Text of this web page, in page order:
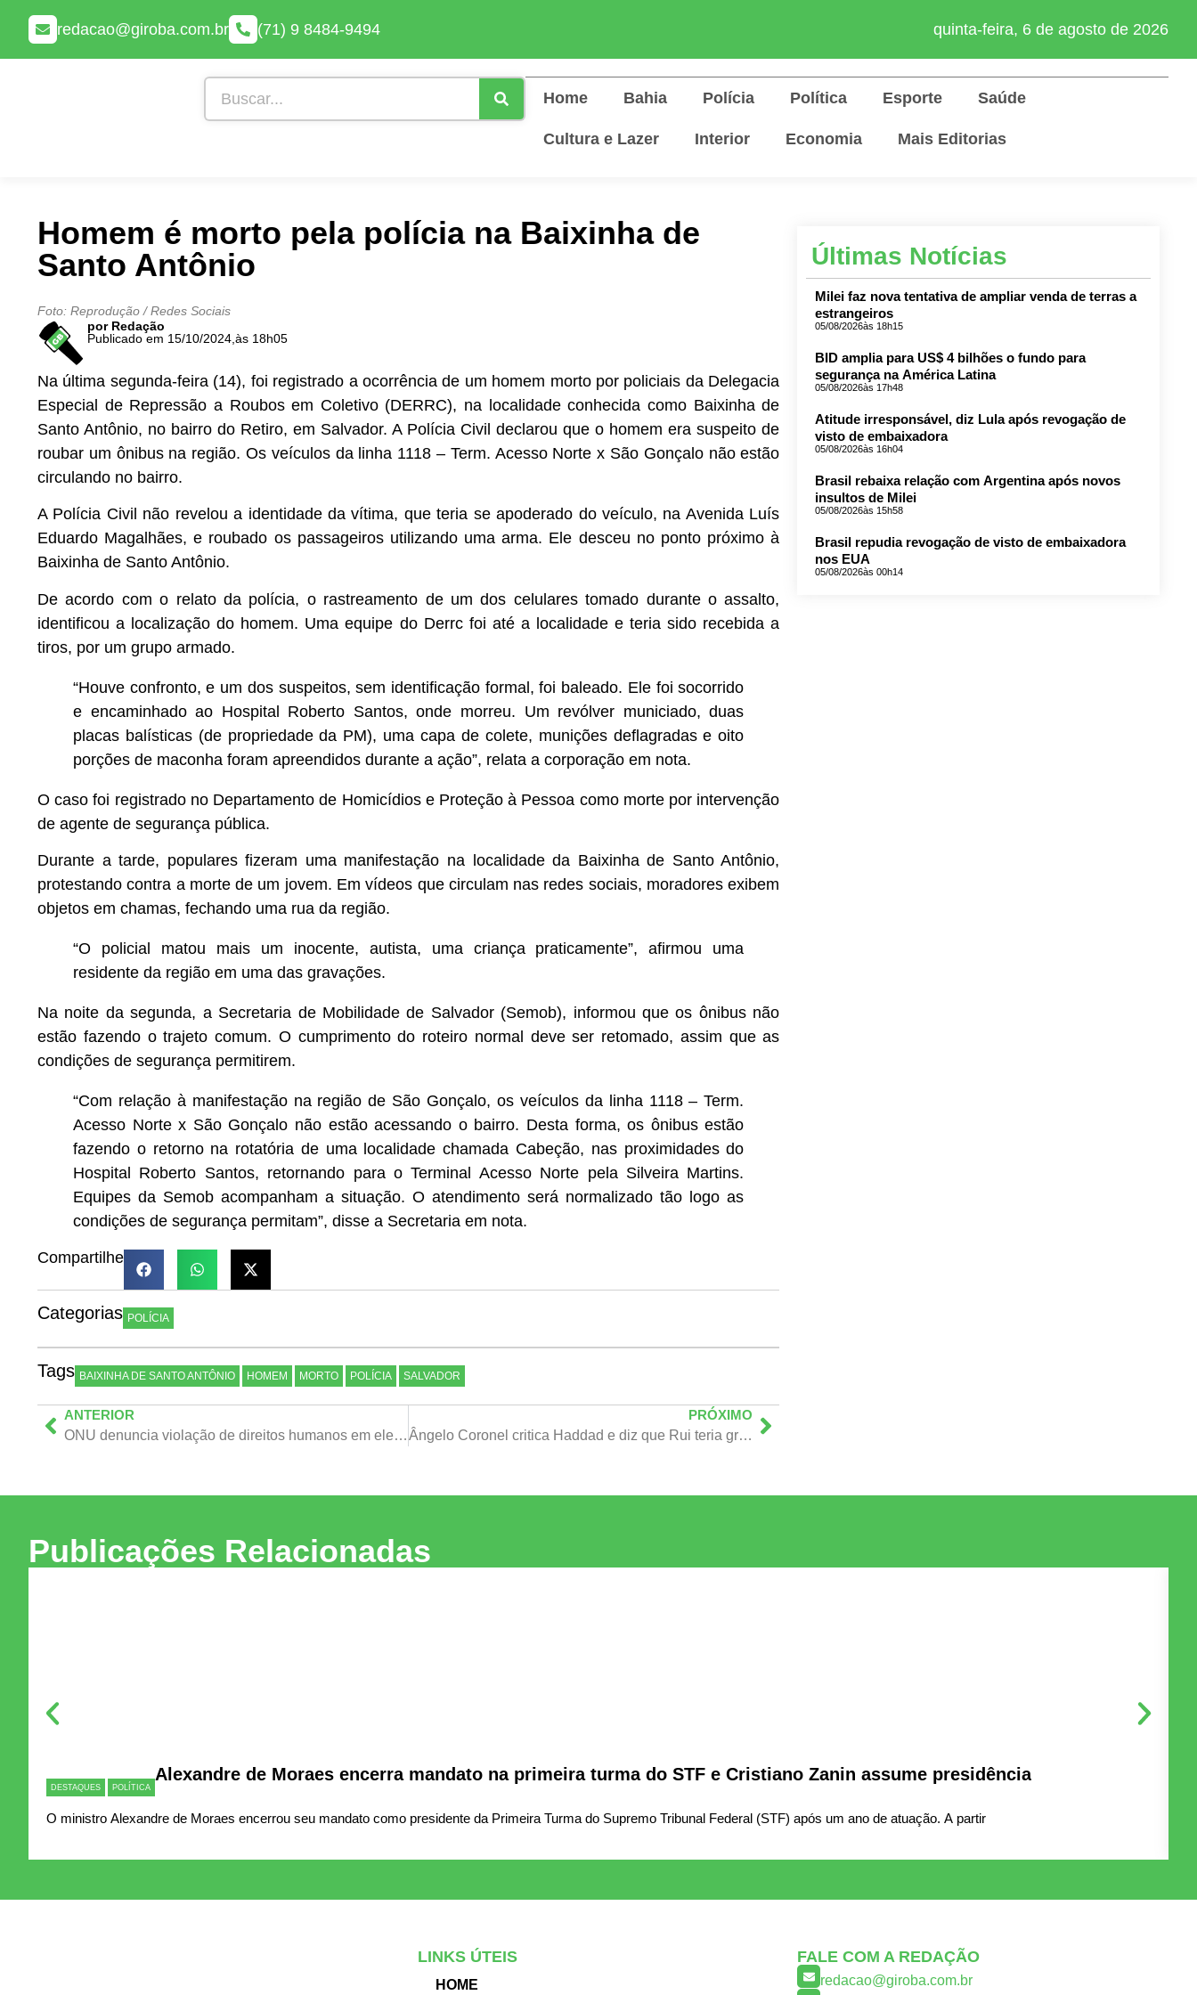
redacao@giroba.com.br (71) 9 8484-9494 quinta-feira, 6 de agosto de 2026
Home Bahia Polícia Política Esporte Saúde
Cultura e Lazer Interior Economia Mais Editorias
Homem é morto pela polícia na Baixinha de
Santo Antônio
Foto: Reprodução / Redes Sociais
por Redação
Publicado em 15/10/2024, às 18h05
Na última segunda-feira (14), foi registrado a ocorrência de um homem morto por policiais da Delegacia
Especial de Repressão a Roubos em Coletivo (DERRC), na localidade conhecida como Baixinha de
Santo Antônio, no bairro do Retiro, em Salvador. A Polícia Civil declarou que o homem era suspeito de
roubar um ônibus na região. Os veículos da linha 1118 – Term. Acesso Norte x São Gonçalo não estão
circulando no bairro.
A Polícia Civil não revelou a identidade da vítima, que teria se apoderado do veículo, na Avenida Luís
Eduardo Magalhães, e roubado os passageiros utilizando uma arma. Ele desceu no ponto próximo à
Baixinha de Santo Antônio.
De acordo com o relato da polícia, o rastreamento de um dos celulares tomado durante o assalto,
identificou a localização do homem. Uma equipe do Derrc foi até a localidade e teria sido recebida a
tiros, por um grupo armado.
“Houve confronto, e um dos suspeitos, sem identificação formal, foi baleado. Ele foi socorrido
e encaminhado ao Hospital Roberto Santos, onde morreu. Um revólver municiado, duas
placas balísticas (de propriedade da PM), uma capa de colete, munições deflagradas e oito
porções de maconha foram apreendidos durante a ação”, relata a corporação em nota.
O caso foi registrado no Departamento de Homicídios e Proteção à Pessoa como morte por intervenção
de agente de segurança pública.
Durante a tarde, populares fizeram uma manifestação na localidade da Baixinha de Santo Antônio,
protestando contra a morte de um jovem. Em vídeos que circulam nas redes sociais, moradores exibem
objetos em chamas, fechando uma rua da região.
“O policial matou mais um inocente, autista, uma criança praticamente”, afirmou uma
residente da região em uma das gravações.
Na noite da segunda, a Secretaria de Mobilidade de Salvador (Semob), informou que os ônibus não
estão fazendo o trajeto comum. O cumprimento do roteiro normal deve ser retomado, assim que as
condições de segurança permitirem.
“Com relação à manifestação na região de São Gonçalo, os veículos da linha 1118 – Term.
Acesso Norte x São Gonçalo não estão acessando o bairro. Desta forma, os ônibus estão
fazendo o retorno na rotatória de uma localidade chamada Cabeção, nas proximidades do
Hospital Roberto Santos, retornando para o Terminal Acesso Norte pela Silveira Martins.
Equipes da Semob acompanham a situação. O atendimento será normalizado tão logo as
condições de segurança permitam”, disse a Secretaria em nota.
Compartilhe
Categorias POLÍCIA
Tags BAIXINHA DE SANTO ANTÔNIO HOMEM MORTO POLÍCIA SALVADOR
ANTERIOR
ONU denuncia violação de direitos humanos em eleições na Venezuela
PRÓXIMO
Ângelo Coronel critica Haddad e diz que Rui teria grandes chances de ser presidente se for escolhido por Lula
Últimas Notícias
Milei faz nova tentativa de ampliar venda de terras a
estrangeiros
05/08/2026às 18h15
BID amplia para US$ 4 bilhões o fundo para
segurança na América Latina
05/08/2026às 17h48
Atitude irresponsável, diz Lula após revogação de
visto de embaixadora
05/08/2026às 16h04
Brasil rebaixa relação com Argentina após novos
insultos de Milei
05/08/2026às 15h58
Brasil repudia revogação de visto de embaixadora
nos EUA
05/08/2026às 00h14
Publicações Relacionadas
DESTAQUES POLÍTICA
Alexandre de Moraes encerra mandato na primeira turma do STF e Cristiano Zanin assume presidência
O ministro Alexandre de Moraes encerrou seu mandato como presidente da Primeira Turma do Supremo Tribunal Federal (STF) após um ano de atuação. A partir
LINKS ÚTEIS
HOME
FALE COM A REDAÇÃO
redacao@giroba.com.br